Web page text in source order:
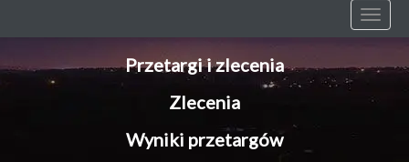
Toggle
Przetargi i zlecenia
Zlecenia
Wyniki przetargów